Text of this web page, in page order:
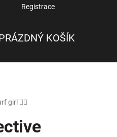
Registrace
KOŠÍK
girl 🏄‍♀️